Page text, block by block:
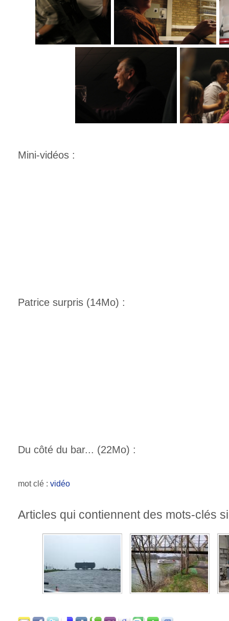
Mini-vidéos :
Patrice surpris (14Mo) :
Du côté du bar... (22Mo) :
mot clé : vidéo
Articles qui contiennent des mots-clés